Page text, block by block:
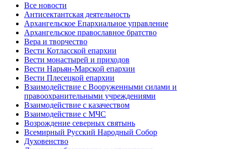
Все новости
Антисектантская деятельность
Архангельское Епархиальное управление
Архангельское православное братство
Вера и творчество
Вести Котласской епархии
Вести монастырей и приходов
Вести Нарьян-Марской епархии
Вести Плесецкой епархии
Взаимодействие с Вооруженными силами и
правоохранительными учреждениями
Взаимодействие с казачеством
Взаимодействие с МЧС
Возрождение северных святынь
Всемирный Русский Народный Собор
Духовенство